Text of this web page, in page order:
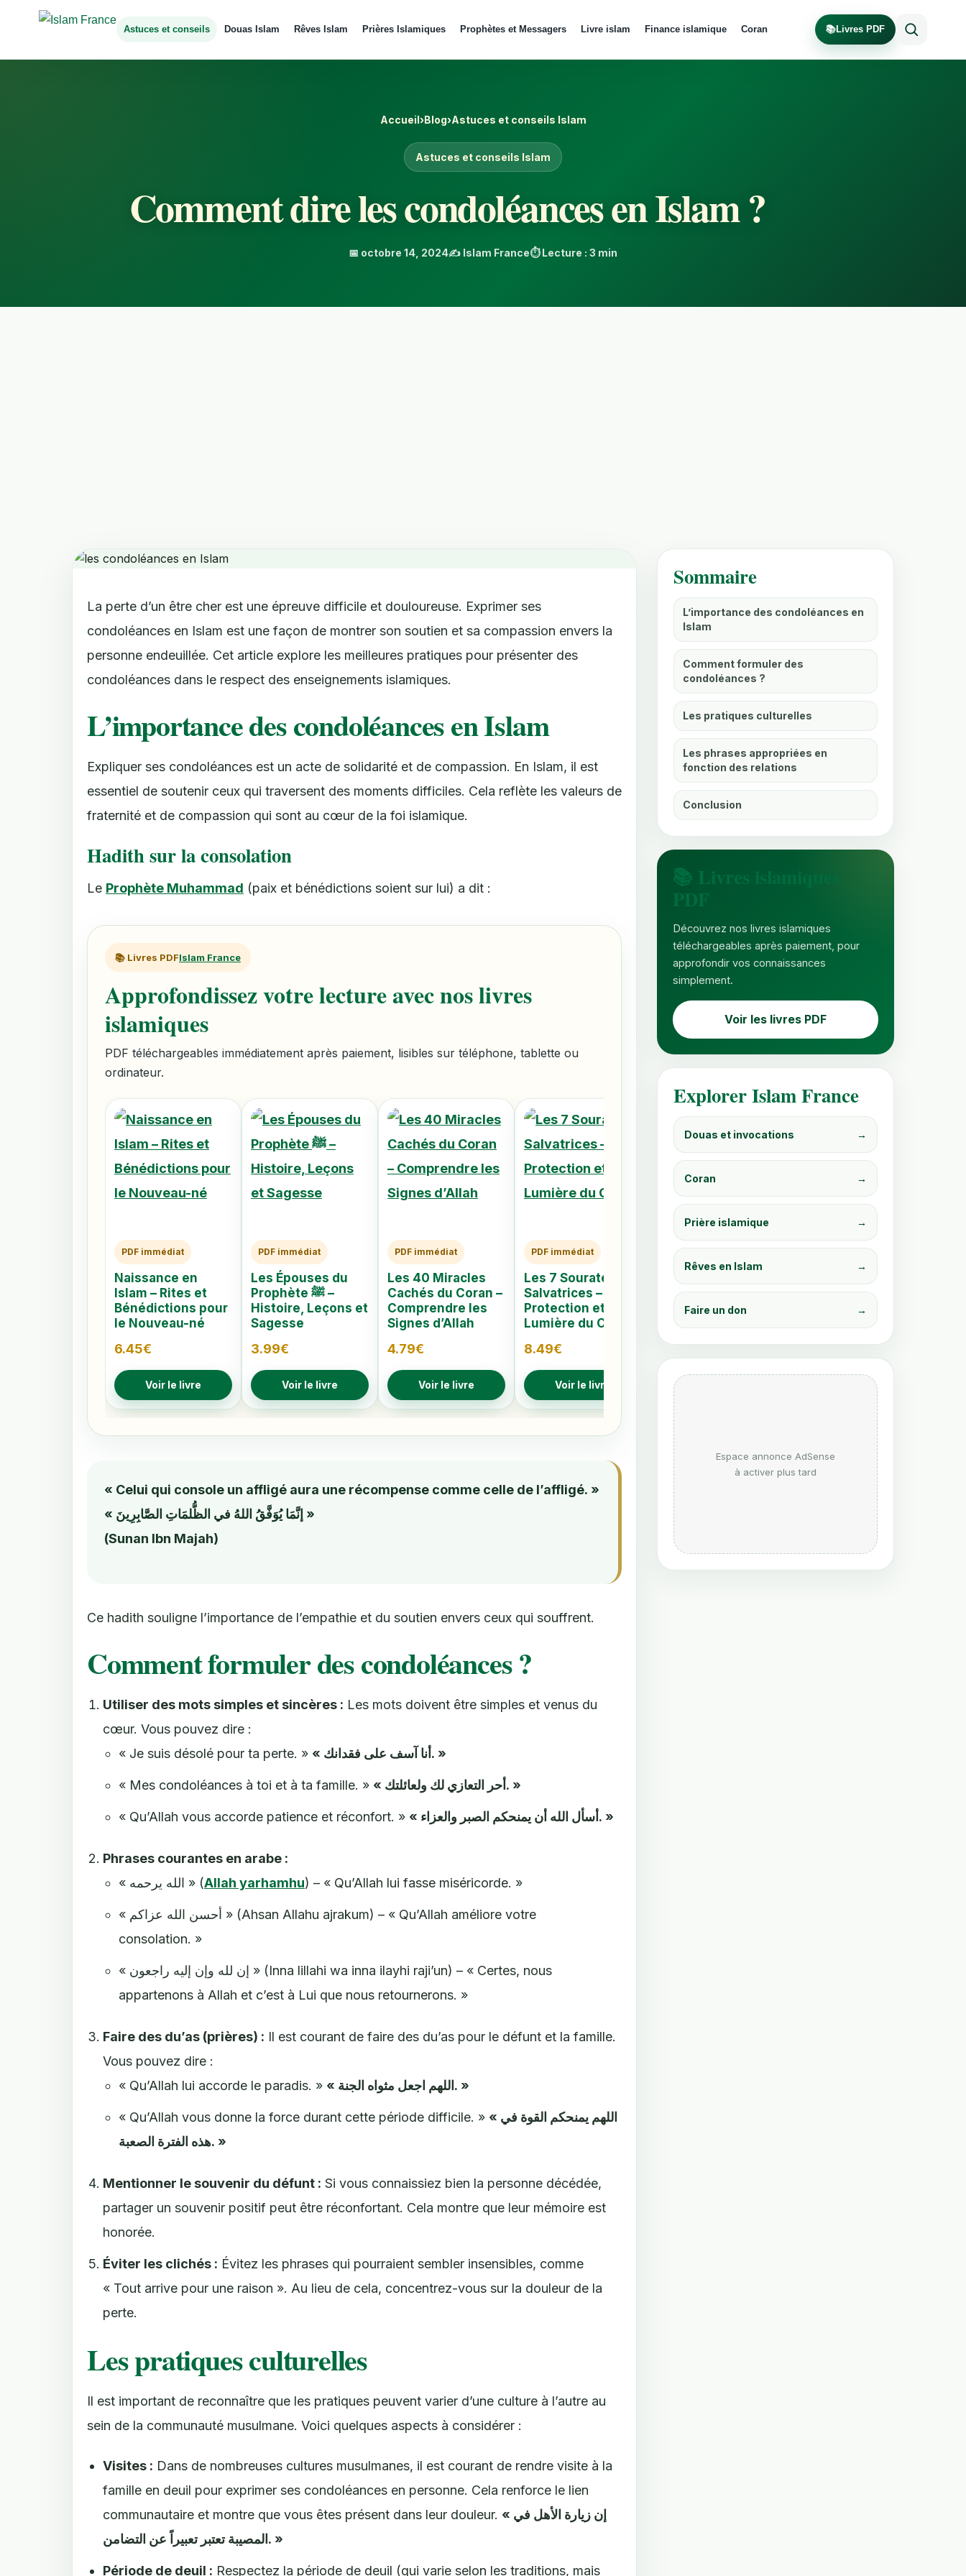
Astuces et conseils Douas Islam Rêves Islam Prières Islamiques Prophètes et Messagers Livre islam Finance islamique Coran 📚Livres PDF
Accueil›Blog›Astuces et conseils Islam
Astuces et conseils Islam
Comment dire les condoléances en Islam ?
📅 octobre 14, 2024✍️ Islam France⏱️ Lecture : 3 min
La perte d’un être cher est une épreuve difficile et douloureuse. Exprimer ses
condoléances en Islam est une façon de montrer son soutien et sa compassion envers la
personne endeuillée. Cet article explore les meilleures pratiques pour présenter des
condoléances dans le respect des enseignements islamiques.
L’importance des condoléances en Islam
Expliquer ses condoléances est un acte de solidarité et de compassion. En Islam, il est
essentiel de soutenir ceux qui traversent des moments difficiles. Cela reflète les valeurs de
fraternité et de compassion qui sont au cœur de la foi islamique.
Hadith sur la consolation
Le Prophète Muhammad (paix et bénédictions soient sur lui) a dit :
📚 Livres PDFIslam France
Approfondissez votre lecture avec nos livres
islamiques
PDF téléchargeables immédiatement après paiement, lisibles sur téléphone, tablette ou
ordinateur.
PDF immédiat
Naissance en
Islam – Rites et
Bénédictions pour
le Nouveau-né
6.45€
Voir le livre
PDF immédiat
Les Épouses du
Prophète ﷺ –
Histoire, Leçons et
Sagesse
3.99€
Voir le livre
PDF immédiat
Les 40 Miracles
Cachés du Coran –
Comprendre les
Signes d’Allah
4.79€
Voir le livre
PDF immédiat
Les 7 Sourates
Salvatrices –
Protection et
Lumière du Coran
8.49€
Voir le livre
PDF immédiat
Les Rêves en Islam
– Signification et
Messages
Spirituels
6.99€
Les 99 Noms
d’Allah – Douas et
Invocations pour
Chaque Situation
7.99€
Voir le livre
« Celui qui console un affligé aura une récompense comme celle de l’affligé. »
« إنَّمَا يُوَفَّقُ اللهُ في الظُّلمَاتِ الصَّابِرِينَ »
(Sunan Ibn Majah)
Ce hadith souligne l’importance de l’empathie et du soutien envers ceux qui souffrent.
Comment formuler des condoléances ?
Utiliser des mots simples et sincères : Les mots doivent être simples et venus du
cœur. Vous pouvez dire :
« Je suis désolé pour ta perte. »
« أنا آسف على فقدانك. »
« Mes condoléances à toi et à ta famille. » « أحر التعازي لك ولعائلتك. »
« Qu’Allah vous accorde patience et réconfort. » « أسأل الله أن يمنحكم الصبر والعزاء. »
Phrases courantes en arabe :
« الله يرحمه » (Allah yarhamhu) – « Qu’Allah lui fasse miséricorde. »
« أحسن الله عزاكم » (Ahsan Allahu ajrakum) – « Qu’Allah améliore votre
consolation. »
« إن لله وإن إليه راجعون » (Inna lillahi wa inna ilayhi raji’un) – « Certes, nous
appartenons à Allah et c’est à Lui que nous retournerons. »
Faire des du’as (prières) : Il est courant de faire des du’as pour le défunt et la famille.
Vous pouvez dire :
« Qu’Allah lui accorde le paradis. »
« اللهم اجعل مثواه الجنة. »
« Qu’Allah vous donne la force durant cette période difficile. » « اللهم يمنحكم القوة في
هذه الفترة الصعبة. »
Mentionner le souvenir du défunt : Si vous connaissiez bien la personne décédée,
partager un souvenir positif peut être réconfortant. Cela montre que leur mémoire est
honorée.
Éviter les clichés : Évitez les phrases qui pourraient sembler insensibles, comme
« Tout arrive pour une raison ». Au lieu de cela, concentrez-vous sur la douleur de la
perte.
Les pratiques culturelles
Il est important de reconnaître que les pratiques peuvent varier d’une culture à l’autre au
sein de la communauté musulmane. Voici quelques aspects à considérer :
Visites : Dans de nombreuses cultures musulmanes, il est courant de rendre visite à la
famille en deuil pour exprimer ses condoléances en personne. Cela renforce le lien
communautaire et montre que vous êtes présent dans leur douleur. « إن زيارة الأهل في
المصيبة تعتبر تعبيراً عن التضامن. »
Période de deuil : Respectez la période de deuil (qui varie selon les traditions, mais
Sommaire
L’importance des condoléances en
Islam
Comment formuler des
condoléances ?
Les pratiques culturelles
Les phrases appropriées en
fonction des relations
Conclusion
📚 Livres islamiques
PDF
Découvrez nos livres islamiques
téléchargeables après paiement, pour
approfondir vos connaissances
simplement.
Voir les livres PDF
Explorer Islam France
Douas et invocations →
Coran →
Prière islamique →
Rêves en Islam →
Faire un don →
Espace annonce AdSense
à activer plus tard